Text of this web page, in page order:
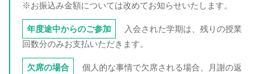
※お振込み金額については改めてお知らせいたします。
年度途中からのご参加
入会された学期は、残りの授業
回数分のみお支払いただきます。
欠席の場合
個人的な事情で欠席される場合、月謝の返